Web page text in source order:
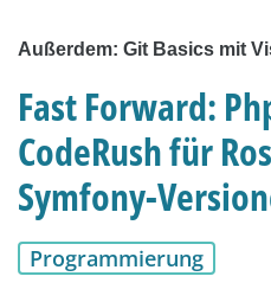
Außerdem: Git Basics mit
Fast Forward:
CodeRush für
Symfony-
Programmierung